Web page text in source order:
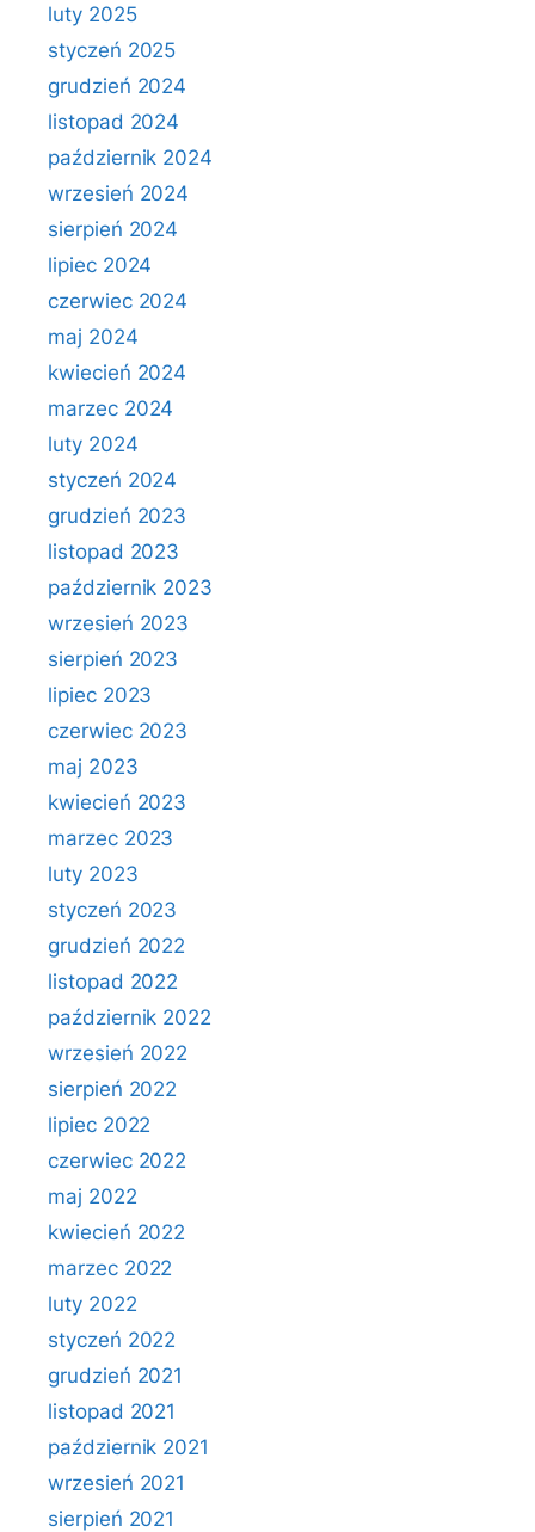
luty 2025
styczeń 2025
grudzień 2024
listopad 2024
październik 2024
wrzesień 2024
sierpień 2024
lipiec 2024
czerwiec 2024
maj 2024
kwiecień 2024
marzec 2024
luty 2024
styczeń 2024
grudzień 2023
listopad 2023
październik 2023
wrzesień 2023
sierpień 2023
lipiec 2023
czerwiec 2023
maj 2023
kwiecień 2023
marzec 2023
luty 2023
styczeń 2023
grudzień 2022
listopad 2022
październik 2022
wrzesień 2022
sierpień 2022
lipiec 2022
czerwiec 2022
maj 2022
kwiecień 2022
marzec 2022
luty 2022
styczeń 2022
grudzień 2021
listopad 2021
październik 2021
wrzesień 2021
sierpień 2021